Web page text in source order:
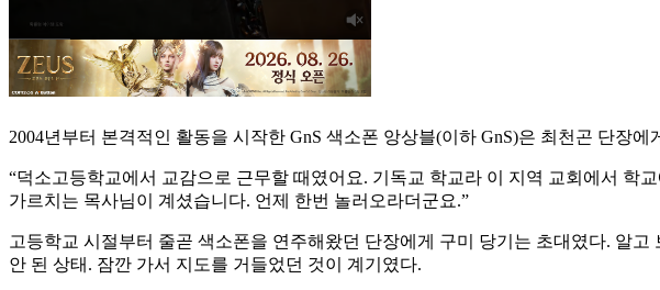
2004년부터 본격적인 활동을 시작한 GnS 색소폰 앙상블(이하 GnS)은 최천곤 단장
“덕소고등학교에서 교감으로 근무할 때였어요. 기독교 학교라 이 지역 교회에서 학
가르치는 목사님이 계셨습니다. 언제 한번 놀러오라더군요.”
고등학교 시절부터 줄곧 색소폰을 연주해왔던 단장에게 구미 당기는 초대였다. 알
안 된 상태. 잠깐 가서 지도를 거들었던 것이 계기였다.